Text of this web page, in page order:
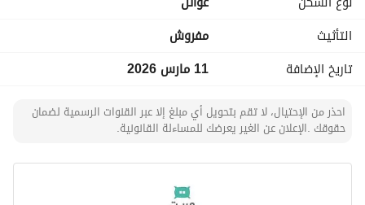
التأثيث
مفروش
تاريخ الإضافة
11 مارس 2026
احذر من الإحتيال، لا تقم بتحويل أي مبلغ إلا عبر القنوات الرسمية لضمان
حقوقك .الإعلان عن الغير يعرضك للمساءلة القانونية.